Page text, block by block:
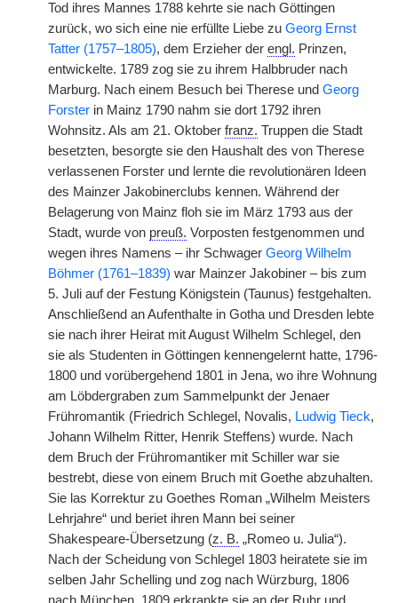
Tod ihres Mannes 1788 kehrte sie nach Göttingen
zurück, wo sich eine nie erfüllte Liebe zu Georg Ernst
Tatter (1757–1805), dem Erzieher der engl. Prinzen,
entwickelte. 1789 zog sie zu ihrem Halbbruder nach
Marburg. Nach einem Besuch bei Therese und Georg
Forster in Mainz 1790 nahm sie dort 1792 ihren
Wohnsitz. Als am 21. Oktober franz. Truppen die Stadt
besetzten, besorgte sie den Haushalt des von Therese
verlassenen Forster und lernte die revolutionären Ideen
des Mainzer Jakobinerclubs kennen. Während der
Belagerung von Mainz floh sie im März 1793 aus der
Stadt, wurde von preuß. Vorposten festgenommen und
wegen ihres Namens – ihr Schwager Georg Wilhelm
Böhmer (1761–1839) war Mainzer Jakobiner – bis zum
5. Juli auf der Festung Königstein (Taunus) festgehalten.
Anschließend an Aufenthalte in Gotha und Dresden lebte
sie nach ihrer Heirat mit August Wilhelm Schlegel, den
sie als Studenten in Göttingen kennengelernt hatte, 1796-
1800 und vorübergehend 1801 in Jena, wo ihre Wohnung
am Löbdergraben zum Sammelpunkt der Jenaer
Frühromantik (Friedrich Schlegel, Novalis, Ludwig Tieck,
Johann Wilhelm Ritter, Henrik Steffens) wurde. Nach
dem Bruch der Frühromantiker mit Schiller war sie
bestrebt, diese von einem Bruch mit Goethe abzuhalten.
Sie las Korrektur zu Goethes Roman „Wilhelm Meisters
Lehrjahre“ und beriet ihren Mann bei seiner
Shakespeare-Übersetzung (z. B. „Romeo u. Julia“).
Nach der Scheidung von Schlegel 1803 heiratete sie im
selben Jahr Schelling und zog nach Würzburg, 1806